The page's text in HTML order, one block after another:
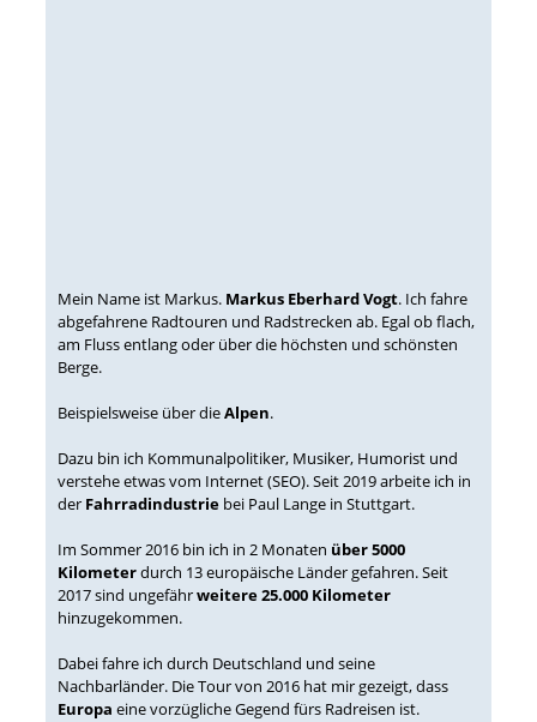
Mein Name ist Markus. Markus Eberhard Vogt. Ich fahre
abgefahrene Radtouren und Radstrecken ab. Egal ob flach,
am Fluss entlang oder über die höchsten und schönsten
Berge.
Beispielsweise über dieAlpen.
Dazu bin ich Kommunalpolitiker, Musiker, Humorist und
verstehe etwas vom Internet (SEO). Seit 2019 arbeite ich in
der Fahrradindustrie bei Paul Lange in Stuttgart.
Im Sommer 2016 bin ich in 2 Monaten über 5000
Kilometerdurch 13 europäische Länder gefahren. Seit
2017 sind ungefährweitere 25.000 Kilometer
hinzugekommen.
Dabei fahre ich durch Deutschland und seine
Nachbarländer. Die Tour von 2016 hat mir gezeigt, dass
Europa eine vorzügliche Gegend fürs Radreisen ist.